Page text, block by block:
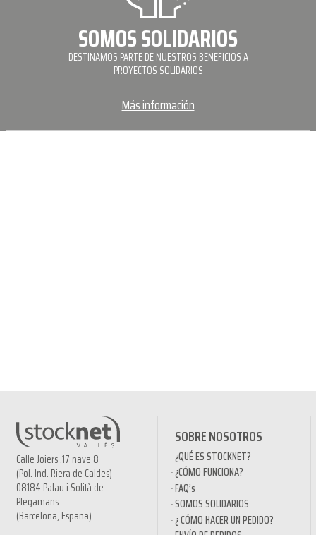
SOMOS SOLIDARIOS
DESTINAMOS PARTE DE NUESTROS BENEFICIOS A
PROYECTOS SOLIDARIOS
Más información
Calle Joiers ,17 nave 8
(Pol. Ind. Riera de Caldes)
08184 Palau i Solità de
Plegamans
(Barcelona, España)
SOBRE NOSOTROS
¿QUÉ ES STOCKNET?
¿CÓMO FUNCIONA?
FAQ’s
SOMOS SOLIDARIOS
¿ CÓMO HACER UN PEDIDO?